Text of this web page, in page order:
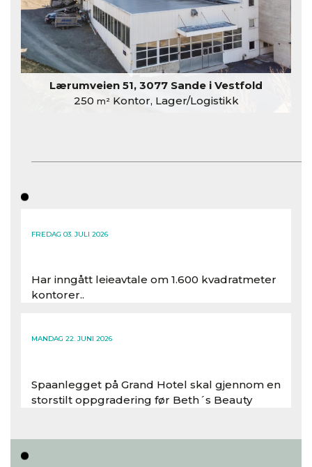
Lærumveien 51, 3077 Sande i Vestfold
250 m²Kontor, Lager/Logistikk
FREDAG 03. JULI 2026
Har inngått leieavtale om 1.600 kvadratmeter
kontorer..
MANDAG 22. JUNI 2026
Spaanlegget på Grand Hotel skal gjennom en
storstilt oppgradering før Beth´s Beauty
Les hele artikkelen